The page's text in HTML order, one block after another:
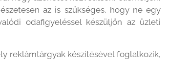
az is szükséges, hogy ne egy
odafigyeléssel készüljön az üzleti
reklámtárgyak készítésével foglalkozik,